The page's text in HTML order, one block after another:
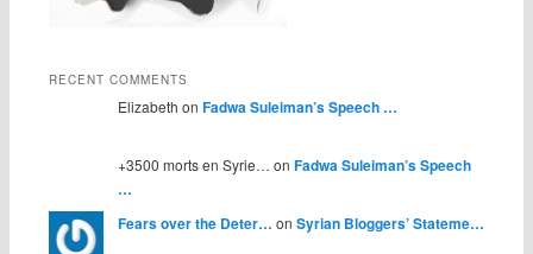
RECENT COMMENTS
Elizabeth on Fadwa Suleiman’s Speech …
+3500 morts en Syrie… on Fadwa Suleiman’s Speech
…
Fears over the Deter… on Syrian Bloggers’ Stateme…